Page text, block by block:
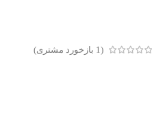
(
1 بازخورد مشتری)